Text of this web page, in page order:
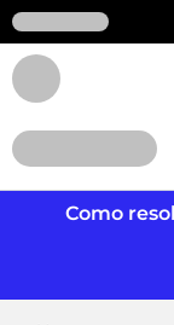
Como